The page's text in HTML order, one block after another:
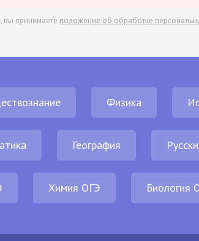
вы принимаете положение об обработке
Физика
География
Химия ОГЭ Биология